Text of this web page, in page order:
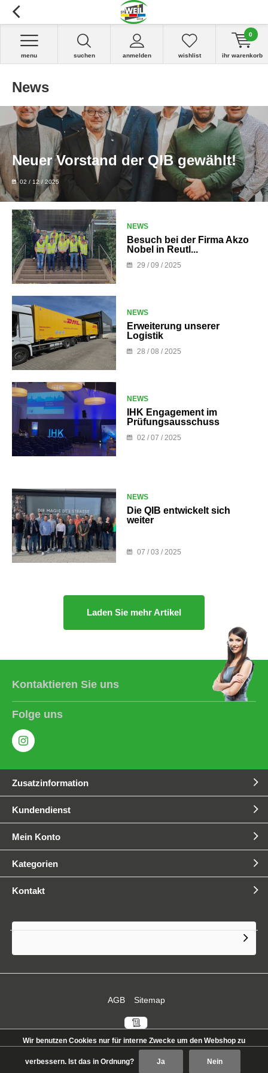
suchen anmelden
menu wishlist ihr warenkorb
0
News
Neuer Vorstand der QIB gewählt!
02 / 12 / 2025
NEWS
Besuch bei der Firma Akzo
Nobel in Reutl...
29 / 09 / 2025
NEWS
Erweiterung unserer
Logistik
28 / 08 / 2025
NEWS
IHK Engagement im
Prüfungsausschuss
02 / 07 / 2025
NEWS
Die QIB entwickelt sich
weiter
07 / 03 / 2025
Laden Sie mehr Artikel
Kontaktieren Sie uns
Folge uns
Zusatzinformation
Kundendienst
Mein Konto
Kategorien
Kontakt
AGB Sitemap
Wir benutzen Cookies nur für interne Zwecke um den Webshop zu
verbessern. Ist das in Ordnung? Ja Nein